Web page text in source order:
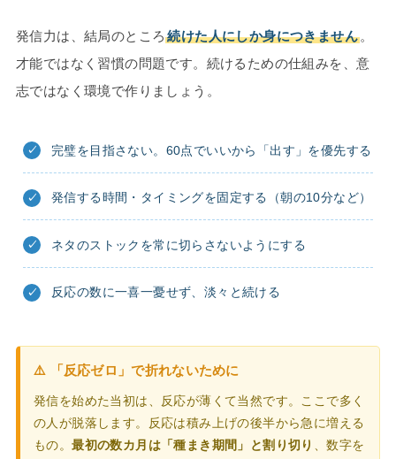
発信力は、結局のところ続けた人にしか身につきません 。
才能ではなく習慣の問題です。続けるための仕組みを、意
志ではなく環境で作りましょう。
完璧を目指さない。60点でいいから「出す」を優先する
発信する時間・タイミングを固定する（朝の10分など）
ネタのストックを常に切らさないようにする
反応の数に一喜一憂せず、淡々と続ける
⚠️ 「反応ゼロ」で折れないために
発信を始めた当初は、反応が薄くて当然です。ここで多く
の人が脱落します。反応は積み上げの後半から急に増える
もの。最初の数カ月は「種まき期間」と割り切り 、数字を